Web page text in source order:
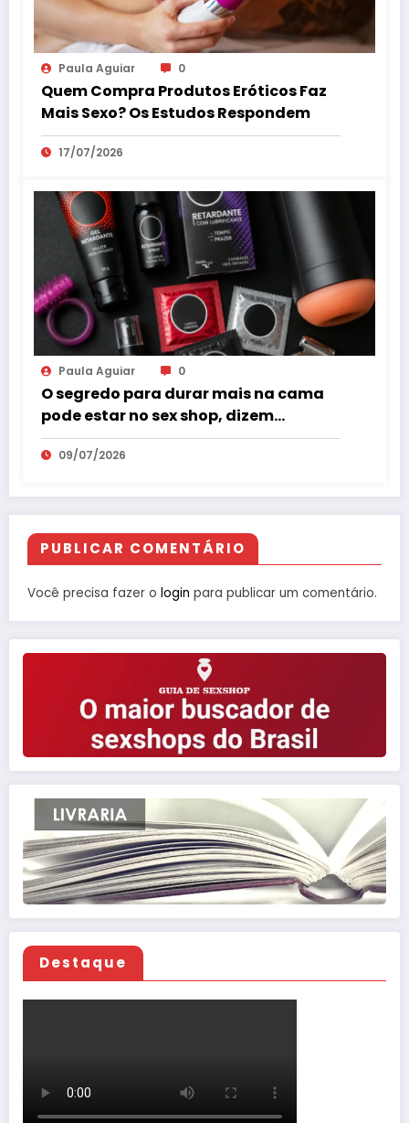
Paula Aguiar 0
Quem Compra Produtos Eróticos Faz
Mais Sexo? Os Estudos Respondem
17/07/2026
Paula Aguiar 0
O segredo para durar mais na cama
pode estar no sex shop, dizem
especialistas em saúde sexual
09/07/2026
PUBLICAR COMENTÁRIO
Você precisa fazer o login para publicar um comentário.
Destaque